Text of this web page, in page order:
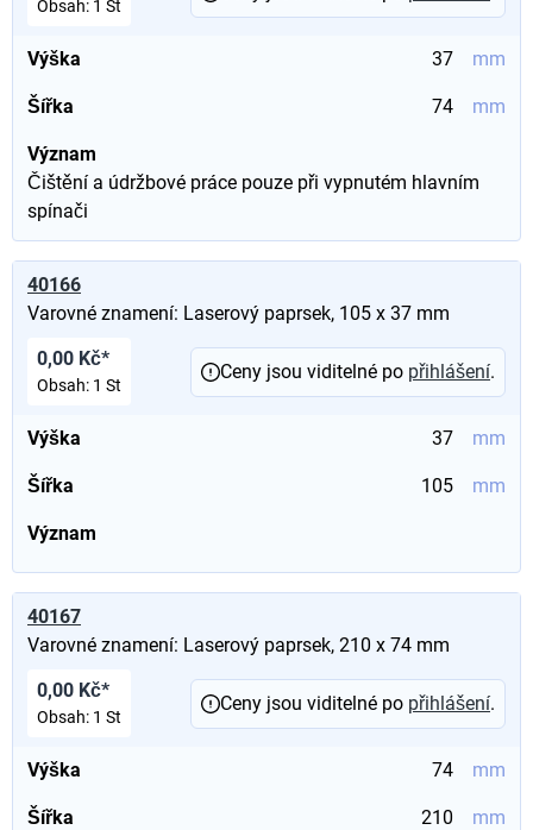
Výška 37 mm
Šířka 74 mm
Význam
Čištění a údržbové práce pouze při vypnutém hlavním
spínači
Obsah: 1 St
40166
Varovné znamení: Laserový paprsek, 105 x 37 mm
Výška 37 mm
Šířka 105 mm
Význam
0,00 Kč*
Obsah: 1 St
Ceny jsou viditelné po přihlášení.
40167
Varovné znamení: Laserový paprsek, 210 x 74 mm
Výška 74 mm
Šířka 210 mm
0,00 Kč*
Obsah: 1 St
Ceny jsou viditelné po přihlášení.